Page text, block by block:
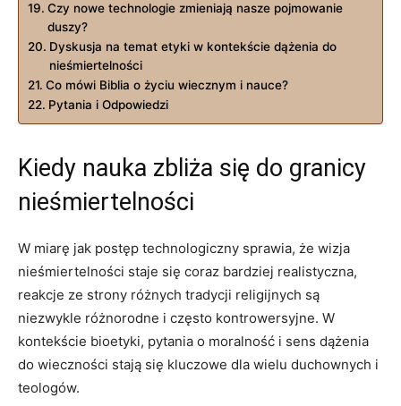
Czy nowe technologie zmieniają nasze pojmowanie
duszy?
Dyskusja na temat etyki w kontekście dążenia do
nieśmiertelności
Co mówi Biblia o życiu wiecznym i nauce?
Pytania i Odpowiedzi
Kiedy nauka zbliża się do granicy
nieśmiertelności
W miarę jak postęp technologiczny sprawia, że wizja
nieśmiertelności staje się coraz bardziej realistyczna,
reakcje ze strony różnych tradycji religijnych są
niezwykle różnorodne i często kontrowersyjne. W
kontekście bioetyki, pytania o moralność i sens dążenia
do wieczności stają się kluczowe dla wielu duchownych i
teologów.